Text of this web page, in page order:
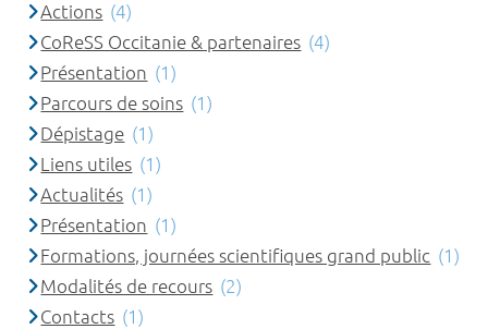
Actions (4)
CoReSS Occitanie & partenaires (4)
Présentation (1)
Parcours de soins (1)
Dépistage (1)
Liens utiles (1)
Actualités (1)
Présentation (1)
Formations, journées scientifiques grand public (1)
Modalités de recours (2)
Contacts (1)